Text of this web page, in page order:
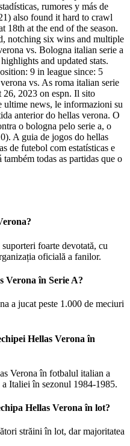
rumores y más de
also found it hard to crawl
18th at the end of the season.
notching six wins and multiple
vs. Bologna italian serie a
and updated stats.
9 in league since: 5
vs. As roma italian serie
26, 2023 on espn. Il sito
ultime news, le informazioni su
anterior do hellas verona. O
o bologna pelo serie a, o
A guia de jogos do hellas
de futebol com estatísticas e
todas as partidas que o
foarte devotată, cu
oficială a fanilor.
Verona în Serie A?
a jucat peste 1.000 de meciuri
Hellas Verona în
Verona în fotbalul italian a
Italiei în sezonul 1984-1985.
Hellas Verona în lot?
străini în lot, dar majoritatea